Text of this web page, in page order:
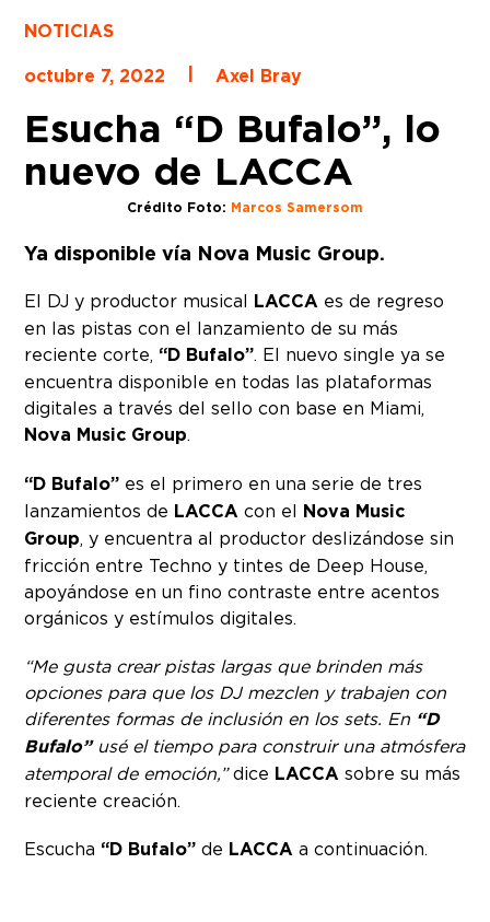
NOTICIAS
octubre 7, 2022
Axel Bray
Esucha “D Bufalo”, lo
nuevo de LACCA
Crédito Foto: Marcos Samersom
Ya disponible vía Nova Music Group.
El DJ y productor musical LACCA es de regreso
en las pistas con el lanzamiento de su más
reciente corte, “D Bufalo”. El nuevo single ya se
encuentra disponible en todas las plataformas
digitales a través del sello con base en Miami,
Nova Music Group.
“D Bufalo” es el primero en una serie de tres
lanzamientos de LACCA con el Nova Music
Group, y encuentra al productor deslizándose sin
fricción entre Techno y tintes de Deep House,
apoyándose en un fino contraste entre acentos
orgánicos y estímulos digitales.
“Me gusta crear pistas largas que brinden más
opciones para que los DJ mezclen y trabajen con
diferentes formas de inclusión en los sets. En “D
Bufalo”usé el tiempo para construir una atmósfera
atemporal de emoción,”dice LACCA sobre su más
reciente creación.
Escucha “D Bufalo” de LACCA a continuación.